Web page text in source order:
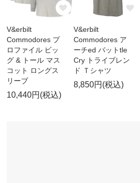
V&erbilt
Commodores プ
ロファイル ビッ
グ & トール マス
コット ロングス
リーブ
10,440円(税込)
V&erbilt
Commodores ア
ーチed バットtle
Cry トライブレン
ド Ｔシャツ
8,850円(税込)